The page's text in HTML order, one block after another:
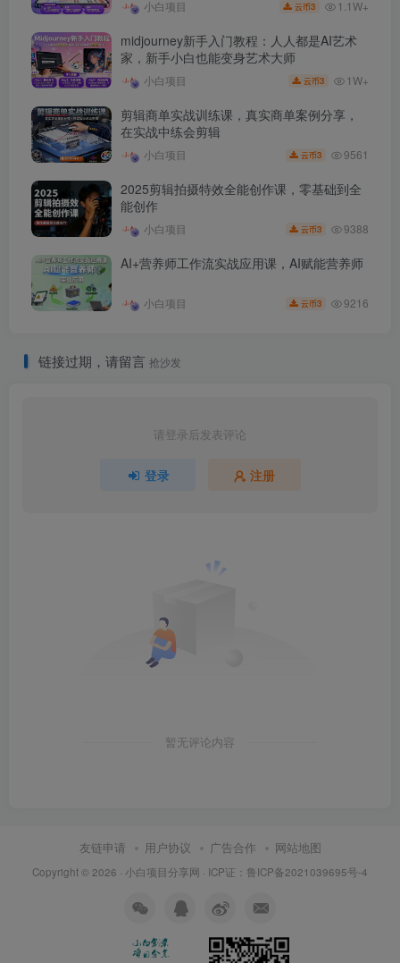
小白项目 云币3 1.1W+
midjourney新手入门教程：人人都是AI艺术
家，新手小白也能变身艺术大师
小白项目 云币3 1W+
剪辑商单实战训练课，真实商单案例分享，
在实战中练会剪辑
小白项目 云币3 9561
2025剪辑拍摄特效全能创作课，零基础到全
能创作
小白项目 云币3 9388
AI+营养师工作流实战应用课，AI赋能营养师
小白项目 云币3 9216
链接过期，请留言 抢沙发
请登录后发表评论
登录 注册
暂无评论内容
友链申请 用户协议 广告合作 网站地图
Copyright © 2026 · 小白项目分享网 · ICP证： 鲁ICP备2021039695号-4